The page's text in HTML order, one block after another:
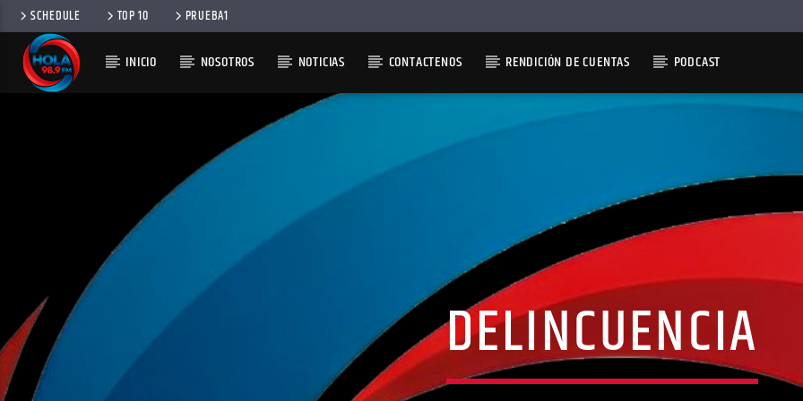
SCHEDULE TOP 10 PRUEBA1
INICIO NOSOTROS NOTICIAS CONTACTENOS RENDICIÓN DE CUENTAS PODCAST
DELINCUENCIA